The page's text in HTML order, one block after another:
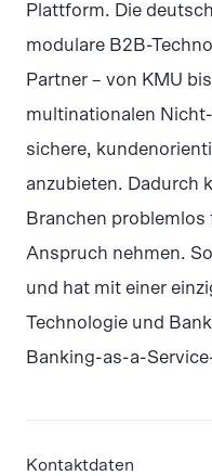
Plattform. Die
modulare B2B-
Partner – von KMU
multinationalen
sichere,
anzubieten. Dadurch
Branchen
Anspruch nehmen.
und hat mit einer
Technologie und
Banking-as-a-
Kontaktdaten